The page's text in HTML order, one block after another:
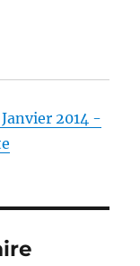
2014 -